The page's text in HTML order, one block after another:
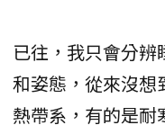
已往，我只會分
和姿態，從來沒想
熱帶系，有的是耐